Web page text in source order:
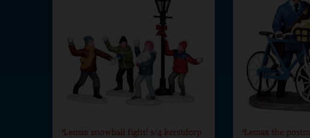
Lemax snowball fight! s/4 kerstdorp
Lemax the